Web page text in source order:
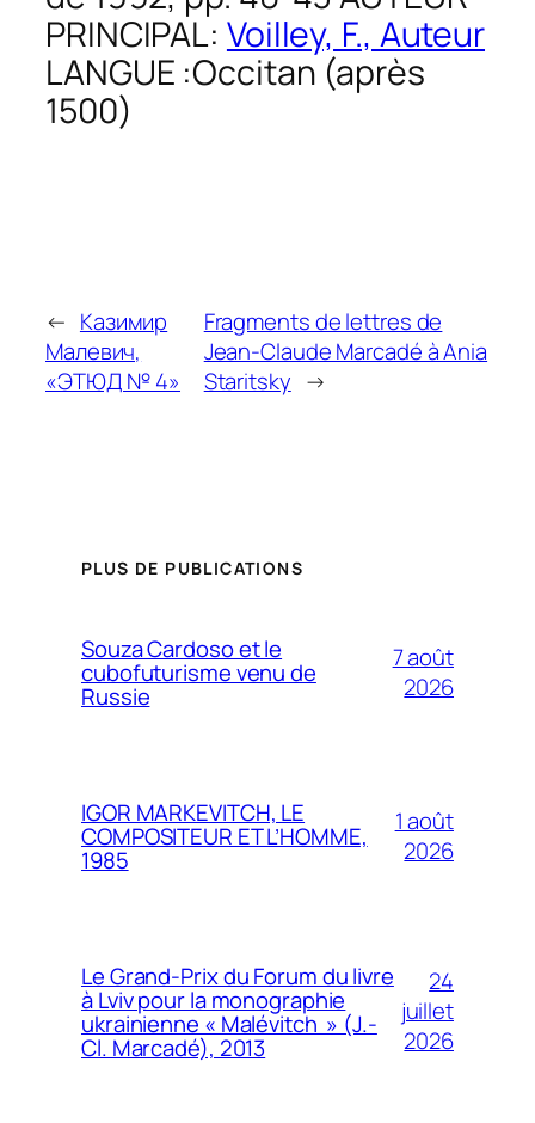
PRINCIPAL: Voilley, F., Auteur
LANGUE :Occitan (après
1500)
← Казимир
Малевич,
«ЭТЮД № 4»
Fragments de lettres de
Jean-Claude Marcadé à Ania
Staritsky →
PLUS DE PUBLICATIONS
Souza Cardoso et le
cubofuturisme venu de
Russie
7 août
2026
IGOR MARKEVITCH, LE
COMPOSITEUR ET L’HOMME,
1985
1 août
2026
Le Grand-Prix du Forum du livre
à Lviv pour la monographie
ukrainienne « Malévitch » (J.-
Cl. Marcadé), 2013
24
juillet
2026